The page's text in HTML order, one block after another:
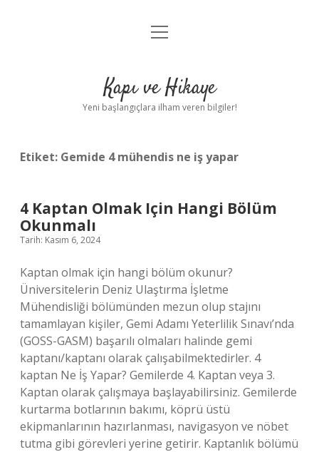
Anasayfa
Yasal Uyarı
menüyü
Kapı ve Hikaye
Yeni başlangıçlara ilham veren bilgiler!
Etiket: Gemide 4 mühendis ne iş yapar
4 Kaptan Olmak Için Hangi Bölüm
Okunmalı
Tarih: Kasım 6, 2024
Kaptan olmak için hangi bölüm okunur?
Üniversitelerin Deniz Ulaştırma İşletme
Mühendisliği bölümünden mezun olup stajını
tamamlayan kişiler, Gemi Adamı Yeterlilik Sınavı’nda
(GOSS-GASM) başarılı olmaları halinde gemi
kaptanı/kaptanı olarak çalışabilmektedirler. 4
kaptan Ne İş Yapar? Gemilerde 4. Kaptan veya 3.
Kaptan olarak çalışmaya başlayabilirsiniz. Gemilerde
kurtarma botlarının bakımı, köprü üstü
ekipmanlarının hazırlanması, navigasyon ve nöbet
tutma gibi görevleri yerine getirir. Kaptanlık bölümü